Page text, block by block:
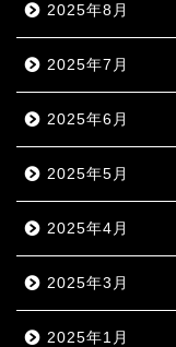
2025年8月
2025年7月
2025年6月
2025年5月
2025年4月
2025年3月
2025年1月